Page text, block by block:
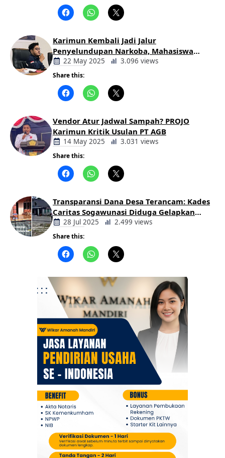
Karimun Kembali Jadi Jalur
Penyelundupan Narkoba, Mahasiswa
Desak Pemkab dan Aparat Bertindak
Tegas
22 May 2025 3.096 views
Share this:
Vendor Atur Jadwal Sampah? PROJO
Karimun Kritik Usulan PT AGB
14 May 2025 3.031 views
Share this:
Transparansi Dana Desa Terancam: Kades
Caritas Sogawunasi Diduga Gelapkan
Bantuan untuk Warga
28 Jul 2025 2.499 views
Share this: